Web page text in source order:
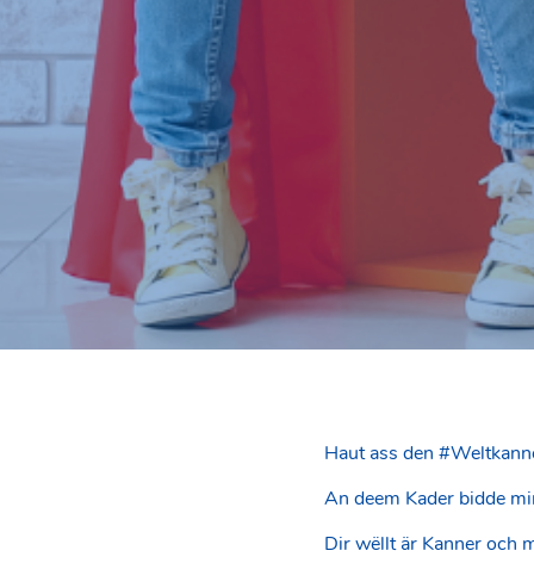
Haut ass den
An deem Kader bidde
Dir wëllt är Kanner och